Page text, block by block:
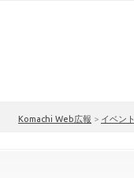
Komachi Web広報 > イベント